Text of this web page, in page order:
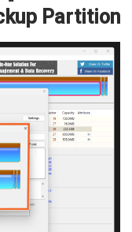
Partition